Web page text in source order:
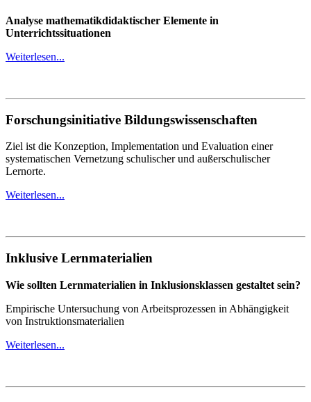
Analyse mathematikdidaktischer Elemente in
Unterrichtssituationen
Weiterlesen...
Forschungsinitiative Bildungswissenschaften
Ziel ist die Konzeption, Implementation und Evaluation einer
systematischen Vernetzung schulischer und außerschulischer
Lernorte.
Weiterlesen...
Inklusive Lernmaterialien
Wie sollten Lernmaterialien in Inklusionsklassen gestaltet sein?
Empirische Untersuchung von Arbeitsprozessen in Abhängigkeit
von Instruktionsmaterialien
Weiterlesen...